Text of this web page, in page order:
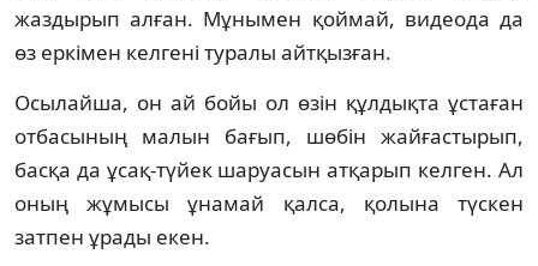
жаздырып алған. Мұнымен қоймай, видеода да
өз еркімен келгені туралы айтқызған.
Осылайша, он ай бойы ол өзін құлдықта ұстаған
отбасының малын бағып, шөбін жайғастырып,
басқа да ұсақ-түйек шаруасын атқарып келген. Ал
оның жұмысы ұнамай қалса, қолына түскен
затпен ұрады екен.